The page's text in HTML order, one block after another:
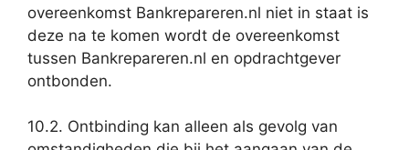
overeenkomst Bankrepareren.nl niet in staat is
deze na te komen wordt de overeenkomst
tussen Bankrepareren.nl en opdrachtgever
ontbonden.
10.2. Ontbinding kan alleen als gevolg van